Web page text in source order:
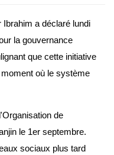
a déclaré lundi
la gouvernance
que cette initiative
où le système
de
le 1er septembre.
sociaux plus tard